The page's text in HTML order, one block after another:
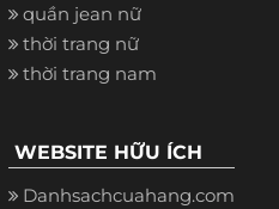
quần jean nữ
thời trang nữ
thời trang nam
WEBSITE HỮU ÍCH
Danhsachcuahang.com